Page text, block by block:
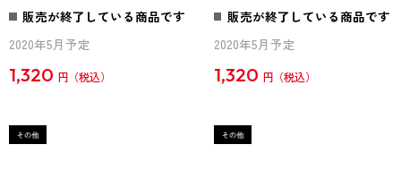
販売が終了している商品です
2020年5月予定
1,320 円
販売が終了している商品です
2020年5月予定
1,320 円